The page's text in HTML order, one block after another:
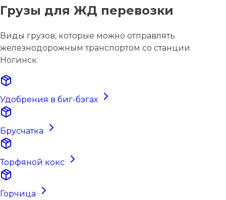
Грузы для ЖД перевозки
Виды грузов, которые можно отправлять
железнодорожным транспортом со станции
Ногинск
Удобрения в биг-бэгах
Брусчатка
Торфяной кокс
Горчица